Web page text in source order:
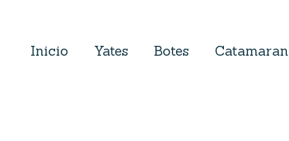
Inicio Yates Botes Catamaran